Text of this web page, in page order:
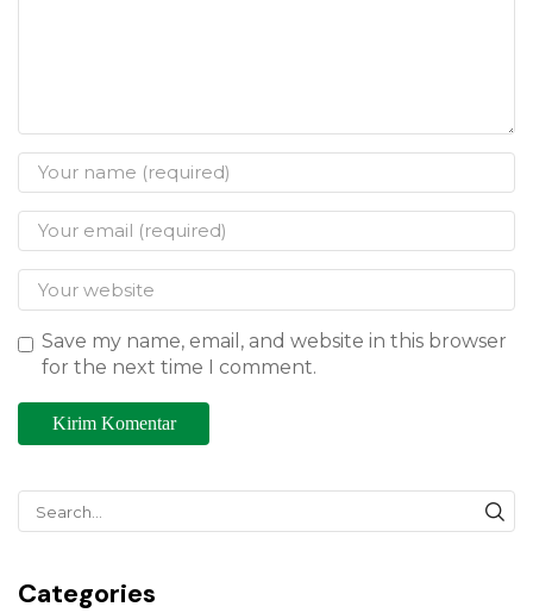
Save my name, email, and website in this browser
for the next time I comment.
Categories